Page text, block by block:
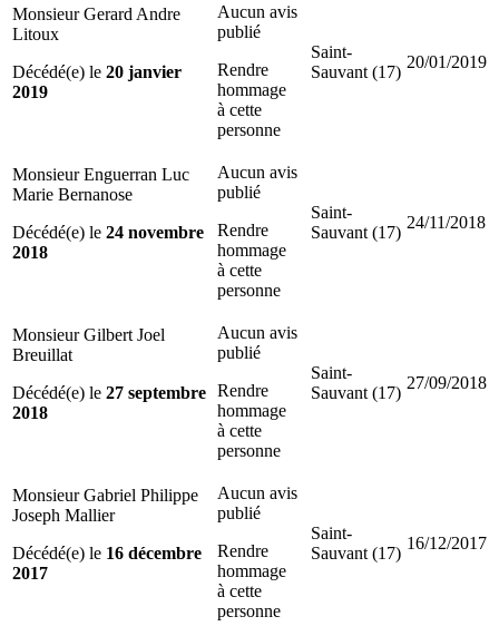
Monsieur Gerard Andre
Litoux
Décédé(e) le 20 janvier
2019
Aucun avis
publié
Rendre
hommage
à cette
personne
Saint-
Sauvant (17)
20/01/2019
Monsieur Enguerran Luc
Marie Bernanose
Décédé(e) le 24 novembre
2018
Aucun avis
publié
Rendre
hommage
à cette
personne
Saint-
Sauvant (17)
24/11/2018
Monsieur Gilbert Joel
Breuillat
Décédé(e) le 27 septembre
2018
Aucun avis
publié
Rendre
hommage
à cette
personne
Saint-
Sauvant (17)
27/09/2018
Monsieur Gabriel Philippe
Joseph Mallier
Décédé(e) le 16 décembre
2017
Aucun avis
publié
Rendre
hommage
à cette
personne
Saint-
Sauvant (17)
16/12/2017